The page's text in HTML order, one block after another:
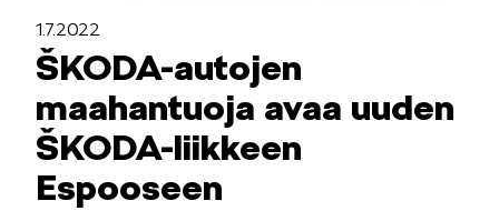
LIFESTYLE
1.7.2022
ŠKODA-autojen
maahantuoja avaa uuden
ŠKODA-liikkeen
Espooseen